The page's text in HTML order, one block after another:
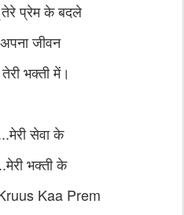
प्रेम के बदले
जीवन
भक्ती में।
सेवा के
भक्ती के
Kaa Prem